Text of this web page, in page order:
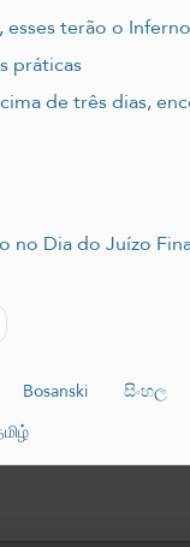
terão o
práticas
de três dias,
no Dia do Juízo
Bosanski සිංහල